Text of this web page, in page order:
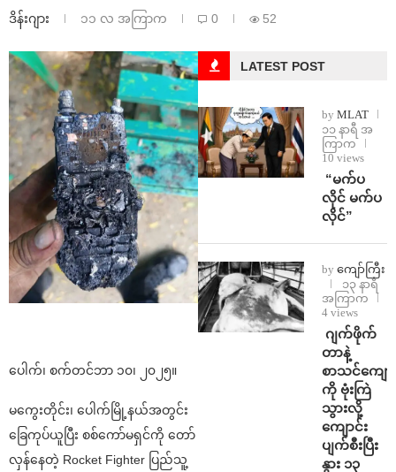
ဒိန်းဂျား ၁၁ လ အကြာက 0 52
ပေါက်၊ စက်တင်ဘာ ၁၀၊ ၂၀၂၅။
မကွေးတိုင်း၊ ပေါက်မြို့နယ်အတွင်း
ခြေကုပ်ယူပြီး စစ်ကော်မရှင်ကို တော်
လှန်နေတဲ့ Rocket Fighter ပြည်သူ့
LATEST POST
by MLAT
၁၁ နာရီ အ
ကြာက
10 views
⁨ ⁨“မက်ပ
လိုင် မက်ပ
လိုင်”
by ကျော်ကြီး
၁၃ နာရီ
အကြာက
4 views
⁨⁩ ⁨ဂျက်ဖိုက်
တာနဲ့
စာသင်ကျော
ကို ဗုံးကြဲ
သွားလို့
ကျောင်း
ပျက်စီးပြီး
နွား ၁၃